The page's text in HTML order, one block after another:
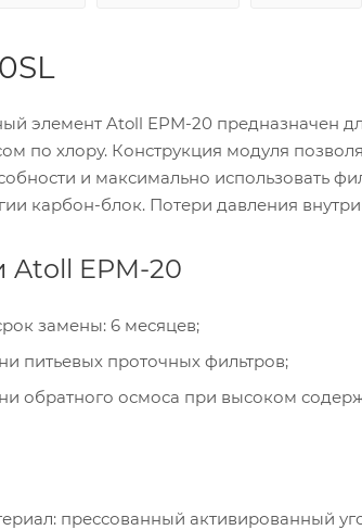
элемент Atoll EPM-20 предназначен
по хлору. Конструкция модуля
и максимально использовать
карбон-блок. Потери давления
Atoll EPM-20
замены: 6 месяцев;
питьевых проточных фильтров;
обратного осмоса при высоком
прессованный активированный